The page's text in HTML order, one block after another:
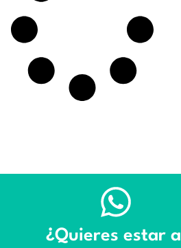
¿Quieres estar al